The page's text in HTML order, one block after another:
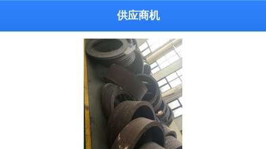
供应商机